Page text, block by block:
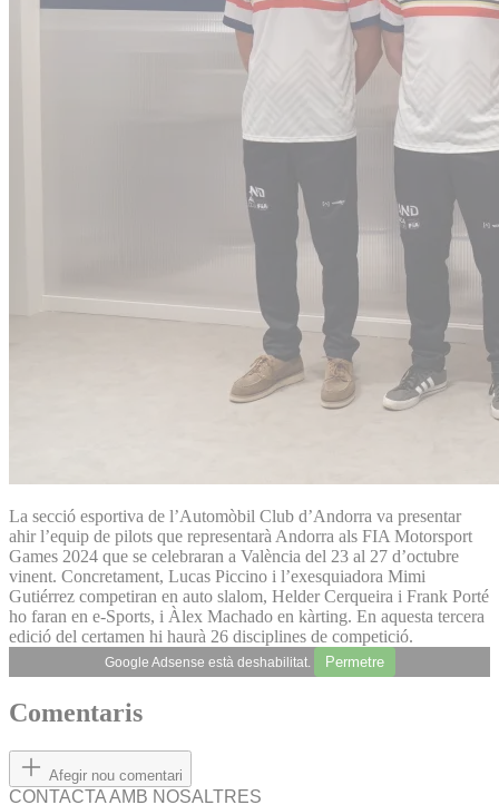
La secció esportiva de l’Automòbil Club d’Andorra va presentar
ahir l’equip de pilots que representarà Andorra als FIA Motorsport
Games 2024 que se celebraran a València del 23 al 27 d’octubre
vinent. Concretament, Lucas Piccino i l’exesquiadora Mimi
Gutiérrez competiran en auto slalom, Helder Cerqueira i Frank Porté
ho faran en e-Sports, i Àlex Machado en kàrting. En aquesta tercera
edició del certamen hi haurà 26 disciplines de competició.
Google Adsense està deshabilitat. Permetre
Comentaris
Afegir nou comentari
CONTACTA AMB NOSALTRES